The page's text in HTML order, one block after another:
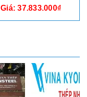
Giá: 37.833.000₫